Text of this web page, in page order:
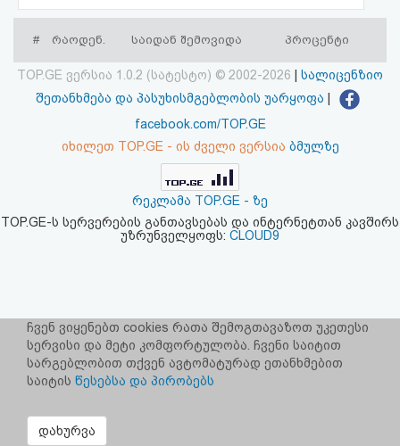
აღდგენა
HTML
კოდი
შეთანხმება
უარყოფა
# რაოდენ. საიდან შემოვიდა პროცენტი
TOP.GE ვერსია 1.0.2 (სატესტო) © 2002-2026
სალიცენზიო
შეთანხმება და პასუხისმგებლობის უარყოფა
facebook.com/TOP.GE
იხილეთ TOP.GE - ის ძველი ვერსია ბმულზე
რეკლამა TOP.GE - ზე
TOP.GE-ს სერვერების განთავსებას და ინტერნეტთან კავშირს
უზრუნველყოფს: CLOUD9
ჩვენ ვიყენებთ cookies რათა შემოგთავაზოთ უკეთესი
სერვისი და მეტი კომფორტულობა. ჩვენი საიტით
სარგებლობით თქვენ ავტომატურად ეთანხმებით
საიტის წესებსა და პირობებს
დახურვა